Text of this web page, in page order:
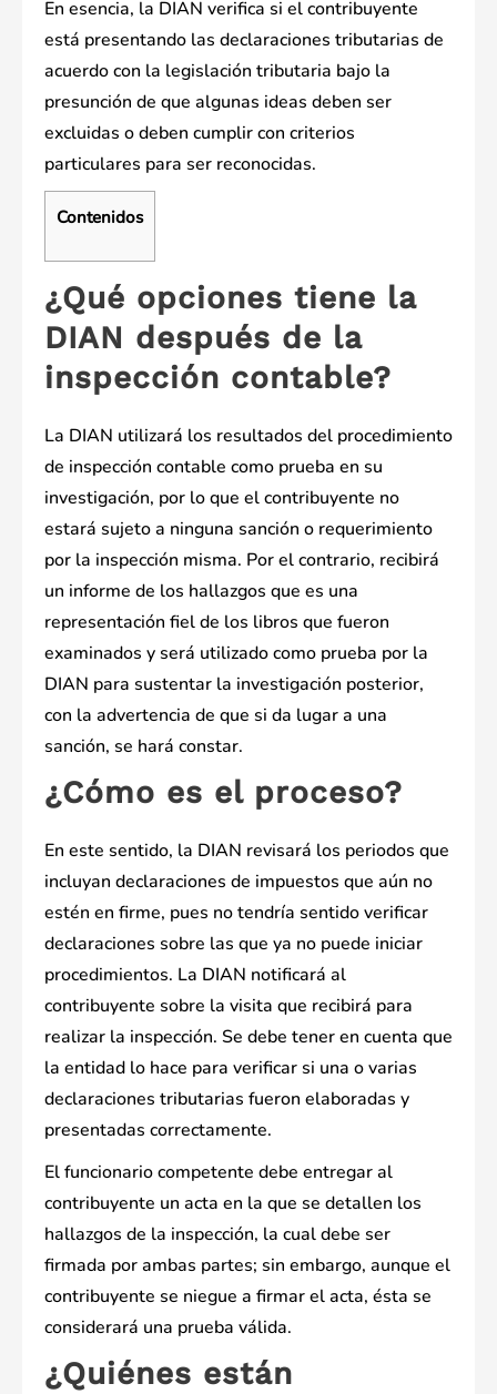
En esencia, la DIAN verifica si el contribuyente
está presentando las declaraciones tributarias de
acuerdo con la legislación tributaria bajo la
presunción de que algunas ideas deben ser
excluidas o deben cumplir con criterios
particulares para ser reconocidas.
Contenidos
¿Qué opciones tiene la
DIAN después de la
inspección contable?
La DIAN utilizará los resultados del procedimiento
de inspección contable como prueba en su
investigación, por lo que el contribuyente no
estará sujeto a ninguna sanción o requerimiento
por la inspección misma. Por el contrario, recibirá
un informe de los hallazgos que es una
representación fiel de los libros que fueron
examinados y será utilizado como prueba por la
DIAN para sustentar la investigación posterior,
con la advertencia de que si da lugar a una
sanción, se hará constar.
¿Cómo es el proceso?
En este sentido, la DIAN revisará los periodos que
incluyan declaraciones de impuestos que aún no
estén en firme, pues no tendría sentido verificar
declaraciones sobre las que ya no puede iniciar
procedimientos. La DIAN notificará al
contribuyente sobre la visita que recibirá para
realizar la inspección. Se debe tener en cuenta que
la entidad lo hace para verificar si una o varias
declaraciones tributarias fueron elaboradas y
presentadas correctamente.
El funcionario competente debe entregar al
contribuyente un acta en la que se detallen los
hallazgos de la inspección, la cual debe ser
firmada por ambas partes; sin embargo, aunque el
contribuyente se niegue a firmar el acta, ésta se
considerará una prueba válida.
¿Quiénes están